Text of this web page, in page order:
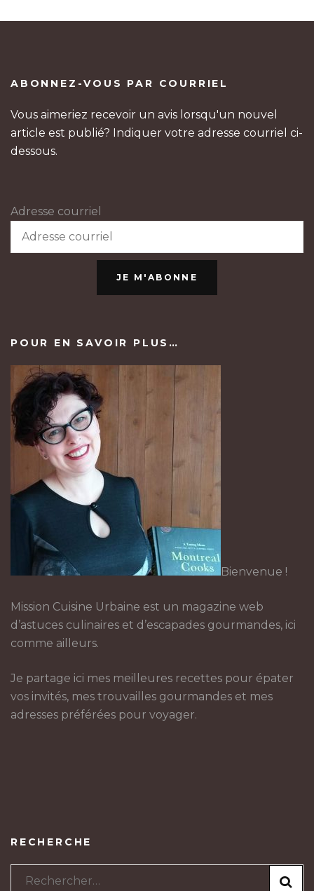
ABONNEZ-VOUS PAR COURRIEL
Vous aimeriez recevoir un avis lorsqu'un nouvel
article est publié? Indiquer votre adresse courriel ci-
dessous.
Adresse courriel
JE M'ABONNE
POUR EN SAVOIR PLUS…
Bienvenue !
Mission Cuisine Urbaine est un magazine web
d’astuces culinaires et d’escapades gourmandes, ici
comme ailleurs.
Je partage ici mes meilleures recettes pour épater
vos invités, mes trouvailles gourmandes et mes
adresses préférées pour voyager.
RECHERCHE
Rechercher :